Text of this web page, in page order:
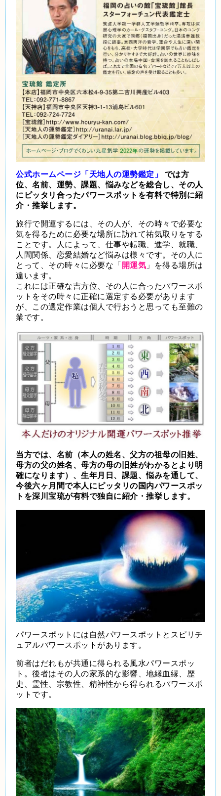
公式ホームページ「天地人の運勢鑑定」
では方
位、名前、運勢、課題、悩みなどを総合し、その人
にピッタリ合ったパワースポットを有料で特別に紹
介・推挙します。
旅行で開運するには、その人が、その時々で必要な
気を得るために必要な場所に訪れて祐気取りをする
ことです。人によって、仕事や転職、進学、就職、
人間関係、恋愛結婚など悩みは様々です。その人に
とって、その時々に必要な「 開運気 」を得る場所は
違います。
これには正確な吉方位、その人に合ったパワースポ
ットをその時々に正確に選定する必要があります
が、この選定作業は個人で行おうと思っても至難の
業です。
当方では、名前（本人の姓名、父方の祖母の旧姓、
母方の父の姓名、母方の母の旧姓がわかるとより明
確になります）、生年月日、課題、悩みを通して、
今後六ヶ月間で本人にピッタリの国内パワースポッ
トを深川宝琉が有料で独自に紹介・推挙します。
パワースポットには自然パワースポットとスピリチ
ュアルパワースポットがあります。
前者はだれもが共通に得られる風水パワースポッ
ト。後者はその人の家系的な影響、地縁血縁、歴
史、霊性、宗教性、精神性から得られるパワースポ
ットです。